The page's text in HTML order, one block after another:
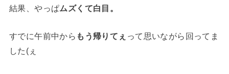
結果、やっぱムズくて白目。
すでに午前中から もう帰りてぇ って思いながら回ってま
した(ぇ